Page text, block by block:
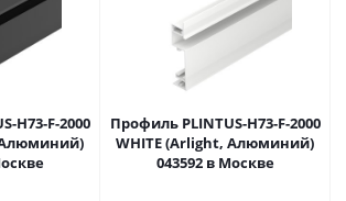
H73-F-2000
Алюминий)
в Москве
Профиль PLINTUS-H73-F-2000
WHITE (Arlight, Алюминий)
043592 в Москве